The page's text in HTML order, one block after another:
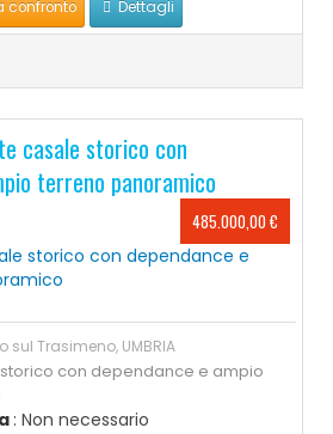
confronto Dettagli
casale storico con
terreno panoramico
485.000,00 €
sul Trasimeno, UMBRIA
con dependance e ampio
: Non necessario